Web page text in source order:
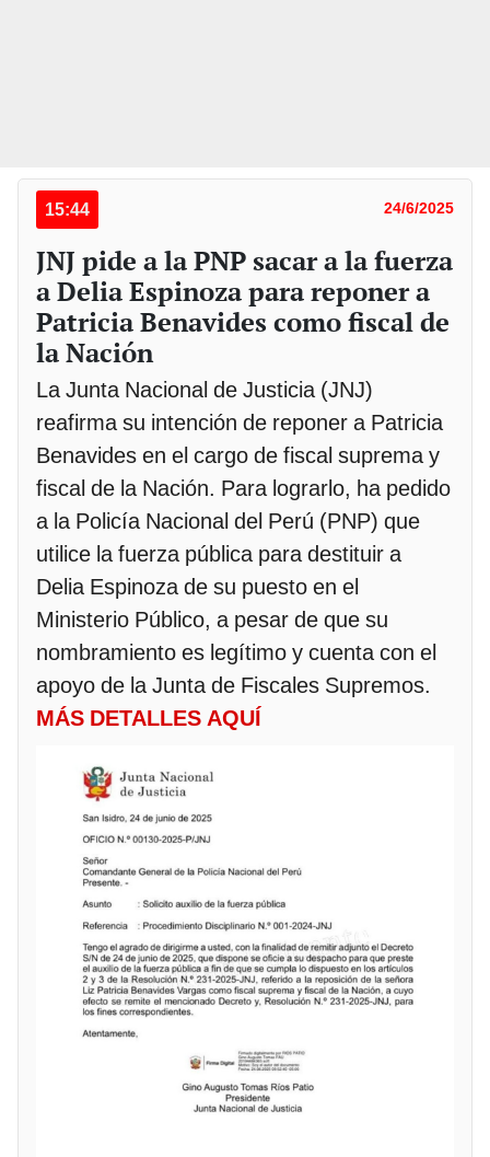
15:44 24/6/2025
JNJ pide a la PNP sacar a la fuerza
a Delia Espinoza para reponer a
Patricia Benavides como fiscal de
la Nación
La Junta Nacional de Justicia (JNJ)
reafirma su intención de reponer a Patricia
Benavides en el cargo de fiscal suprema y
fiscal de la Nación. Para lograrlo, ha pedido
a la Policía Nacional del Perú (PNP) que
utilice la fuerza pública para destituir a
Delia Espinoza de su puesto en el
Ministerio Público, a pesar de que su
nombramiento es legítimo y cuenta con el
apoyo de la Junta de Fiscales Supremos.
MÁS DETALLES AQUÍ